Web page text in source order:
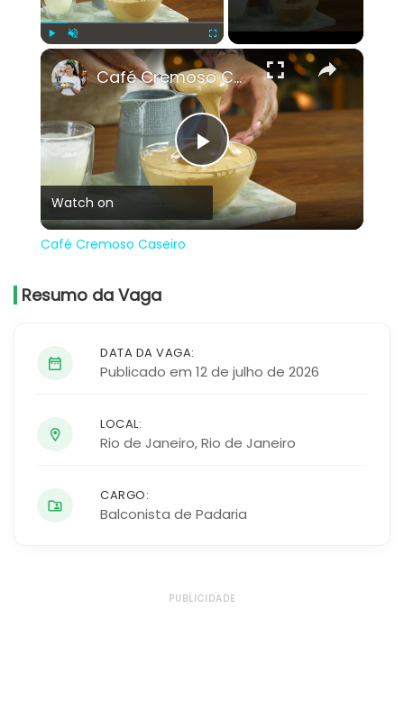
Play Unmute Fullscreen ×
Play
Video
Café Cremoso Caseiro
Watch on
Café Cremoso Caseiro
Resumo da Vaga
DATA DA VAGA:
Publicado em 12 de julho de 2026
LOCAL:
Rio de Janeiro,Rio de Janeiro
CARGO:
Balconista de Padaria
PUBLICIDADE